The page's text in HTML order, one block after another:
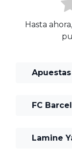
Hasta
FC
Lamine